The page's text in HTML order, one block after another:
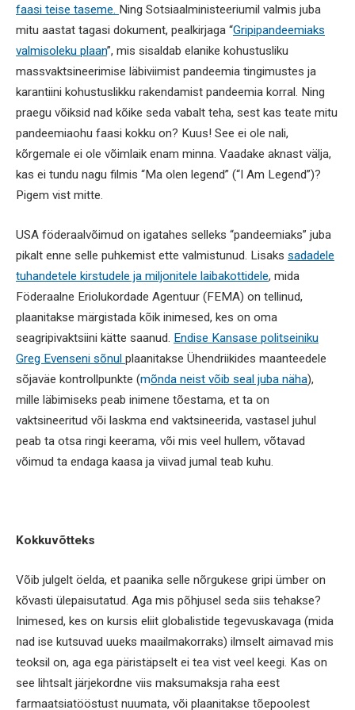
faasi teise taseme. Ning Sotsiaalministeeriumil valmis juba
mitu aastat tagasi dokument, pealkirjaga “Gripipandeemiaks
valmisoleku plaan”, mis sisaldab elanike kohustusliku
massvaktsineerimise läbiviimist pandeemia tingimustes ja
karantiini kohustuslikku rakendamist pandeemia korral. Ning
praegu võiksid nad kõike seda vabalt teha, sest kas teate mitu
pandeemiaohu faasi kokku on? Kuus! See ei ole nali,
kõrgemale ei ole võimlaik enam minna. Vaadake aknast välja,
kas ei tundu nagu filmis “Ma olen legend” (“I Am Legend”)?
Pigem vist mitte.
USA föderaalvõimud on igatahes selleks “pandeemiaks” juba
pikalt enne selle puhkemist ette valmistunud. Lisaks sadadele
tuhandetele kirstudele ja miljonitele laibakottidele, mida
Föderaalne Eriolukordade Agentuur (FEMA) on tellinud,
plaanitakse märgistada kõik inimesed, kes on oma
seagripivaktsiini kätte saanud. Endise Kansase politseiniku
Greg Evenseni sõnul plaanitakse Ühendriikides maanteedele
sõjaväe kontrollpunkte (mõnda neist võib seal juba näha),
mille läbimiseks peab inimene tõestama, et ta on
vaktsineeritud või laskma end vaktsineerida, vastasel juhul
peab ta otsa ringi keerama, või mis veel hullem, võtavad
võimud ta endaga kaasa ja viivad jumal teab kuhu.
Kokkuvõtteks
Võib julgelt öelda, et paanika selle nõrgukese gripi ümber on
kõvasti ülepaisutatud. Aga mis põhjusel seda siis tehakse?
Inimesed, kes on kursis eliit globalistide tegevuskavaga (mida
nad ise kutsuvad uueks maailmakorraks) ilmselt aimavad mis
teoksil on, aga ega päristäpselt ei tea vist veel keegi. Kas on
see lihtsalt järjekordne viis maksumaksja raha eest
farmaatsiatööstust nuumata, või plaanitakse tõepoolest